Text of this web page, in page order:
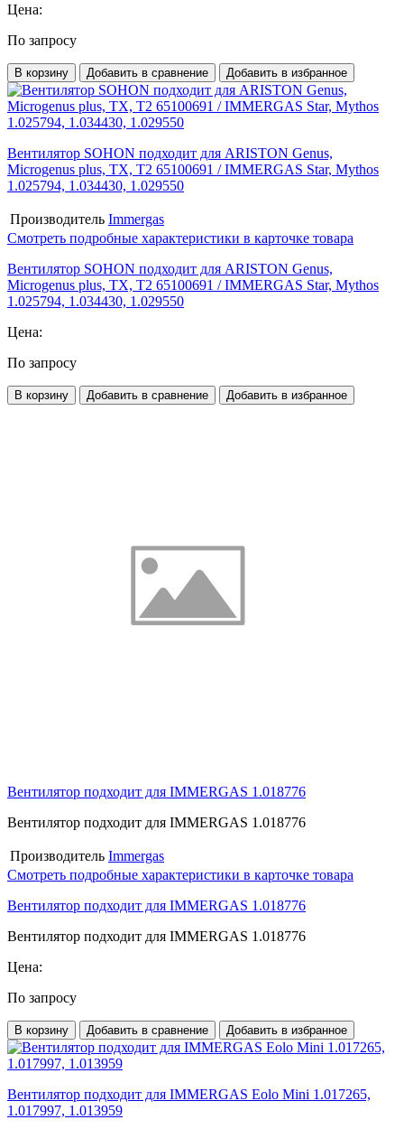
Цена:
По запросу
В корзину Добавить в сравнение Добавить в избранное
Вентилятор SOHON подходит для ARISTON Genus,
Microgenus plus, TX, T2 65100691 / IMMERGAS Star, Mythos
1.025794, 1.034430, 1.029550
Производитель Immergas
Смотреть подробные характеристики в карточке товара
Вентилятор SOHON подходит для ARISTON Genus,
Microgenus plus, TX, T2 65100691 / IMMERGAS Star, Mythos
1.025794, 1.034430, 1.029550
Цена:
По запросу
В корзину Добавить в сравнение Добавить в избранное
Вентилятор подходит для IMMERGAS 1.018776
Вентилятор подходит для IMMERGAS 1.018776
Производитель Immergas
Смотреть подробные характеристики в карточке товара
Вентилятор подходит для IMMERGAS 1.018776
Вентилятор подходит для IMMERGAS 1.018776
Цена:
По запросу
В корзину Добавить в сравнение Добавить в избранное
Вентилятор подходит для IMMERGAS Eolo Mini 1.017265,
1.017997, 1.013959